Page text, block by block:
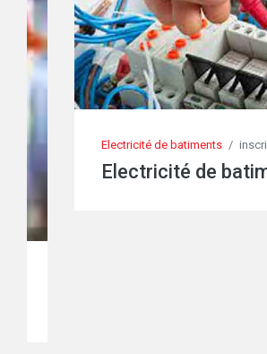
Electricité de batiments / inscrivez-vous
Electricité de batiments